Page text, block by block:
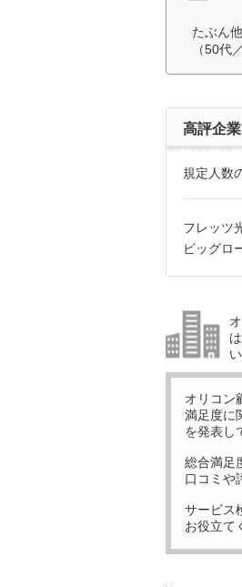
たぶん
（50代
高評企業
規定人数
フレッツ
ビッグロ
オリコン
満足度に
を発表し
総合満足
口コミや
サービス
お役立て